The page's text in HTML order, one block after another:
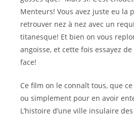
Menteurs! Vous avez juste eu la
retrouver nez à nez avec un
titanesque! Et bien on vous
angoisse, et cette fois essayez
face!
Ce film on le connaît tous, que
ou simplement pour en avoir
L’histoire d’une ville insulaire